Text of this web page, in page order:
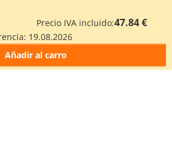
Precio IVA incluido:47.84 €
19.08.2026
Añadir al carro